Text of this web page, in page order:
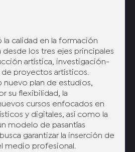
la calidad en la formación
desde los tres ejes principales
artística, investigación-
proyectos artísticos.
nuevo plan de estudios,
su flexibilidad, la
cursos enfocados en
y digitales, así como la
modelo de pasantías
garantizar la inserción de
medio profesional.